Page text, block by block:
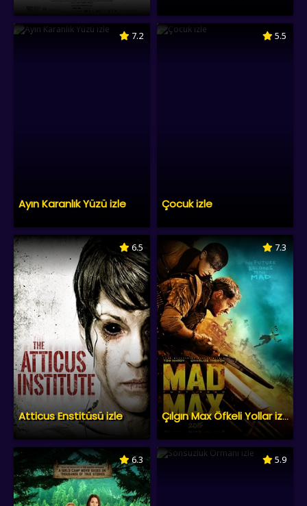
7.2
Ayın Karanlık Yüzü izle
5.5
Çocuk izle
6.5
Atticus Enstitüsü izle
7.3
Çılgın Max Öfkeli Yollar izle
6.3 5.9